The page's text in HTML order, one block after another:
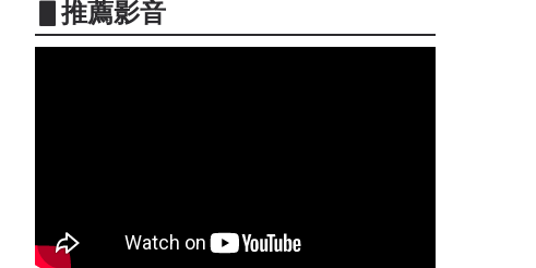
▋推薦影音